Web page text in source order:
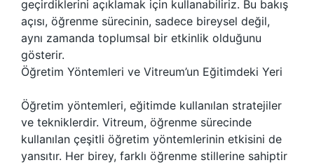
geçirdiklerini açıklamak için kullanabiliriz. Bu bakış
açısı, öğrenme sürecinin, sadece bireysel değil,
aynı zamanda toplumsal bir etkinlik olduğunu
gösterir.
Öğretim Yöntemleri ve Vitreum’un Eğitimdeki Yeri
Öğretim yöntemleri, eğitimde kullanılan stratejiler
ve tekniklerdir. Vitreum, öğrenme sürecinde
kullanılan çeşitli öğretim yöntemlerinin etkisini de
yansıtır. Her birey, farklı öğrenme stillerine sahiptir